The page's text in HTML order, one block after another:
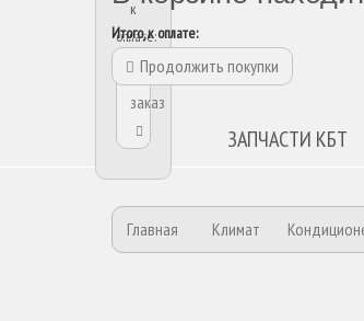
к
оплате:
Оформить
заказ
Итого, к оплате:
Продолжить покупки
ЗАПЧАСТИ КБТ
Главная Климат